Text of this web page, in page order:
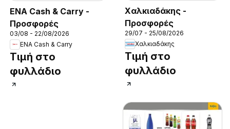
ENA Cash & Carry -
Προσφορές
03/08 - 22/08/2026
ENA Cash & Carry
Τιμή στο
φυλλάδιο
Χαλκιαδάκης -
Προσφορές
29/07 - 25/08/2026
Χαλκιαδάκης
Τιμή στο
φυλλάδιο